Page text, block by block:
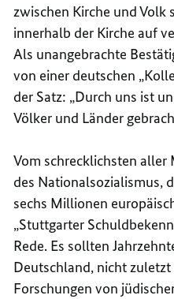
zwischen Kirche und Volk
innerhalb der Kirche auf
Als unangebrachte
von einer deutschen
der Satz: „Durch uns ist
Völker und Länder
Vom schrecklichsten aller
des Nationalsozialismus,
sechs Millionen
„Stuttgarter
Rede. Es sollten
Deutschland, nicht
Forschungen von